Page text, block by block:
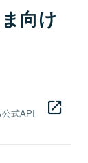
向け
式API